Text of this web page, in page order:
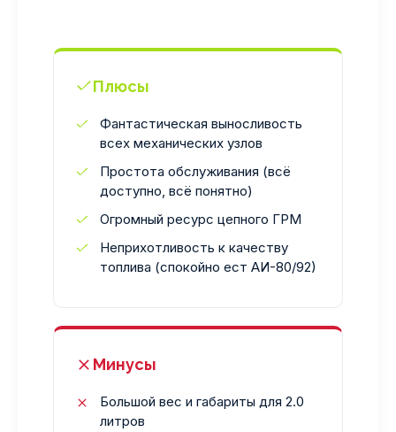
Плюсы
Фантастическая выносливость
всех механических узлов
Простота обслуживания (всё
доступно, всё понятно)
Огромный ресурс цепного ГРМ
Неприхотливость к качеству
топлива (спокойно ест АИ-80/92)
Минусы
Большой вес и габариты для 2.0
литров